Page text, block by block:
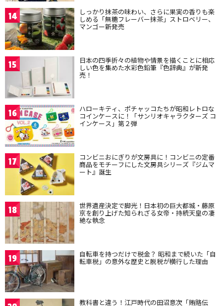
14 しっかり抹茶の味わい、さらに果実の香りも楽
しめる「無糖フレーバー抹茶」ストロベリー、
マンゴー新発売
15 日本の四季折々の植物や情景を描くことに相応
しい色を集めた水彩色鉛筆『色辞典』が新発
売！
16 ハローキティ、ポチャッコたちが昭和レトロな
コインケースに！「サンリオキャラクターズ コ
インケース」第２弾
17 コンビニおにぎりが文房具に！コンビニの定番
商品をモチーフにした文房具シリーズ『ジムマ
ート』誕生
18 世界遺産決定で脚光！日本初の巨大都城・藤原
京を創り上げた知られざる女帝・持統天皇の凄
絶な執念
19 自転車を持つだけで税金？ 昭和まで続いた「自
転車税」の意外な歴史と脱税が横行した理由
教科書と違う！江戸時代の田沼意次「賄賂伝